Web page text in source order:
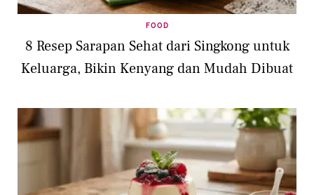
FOOD
8 Resep Sarapan Sehat dari Singkong untuk
Keluarga, Bikin Kenyang dan Mudah Dibuat